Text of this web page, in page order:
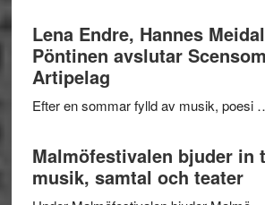
Lena Endre, Hannes
Pöntinen avslutar
Artipelag
Efter en sommar fylld av musik, poesi
Malmöfestivalen bjuder in
musik, samtal och teater